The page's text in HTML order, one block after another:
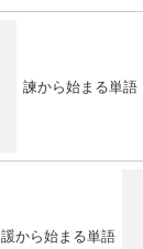
諫から始まる単語
諼から始まる単語